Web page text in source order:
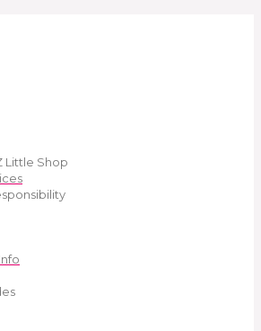
Little Shop